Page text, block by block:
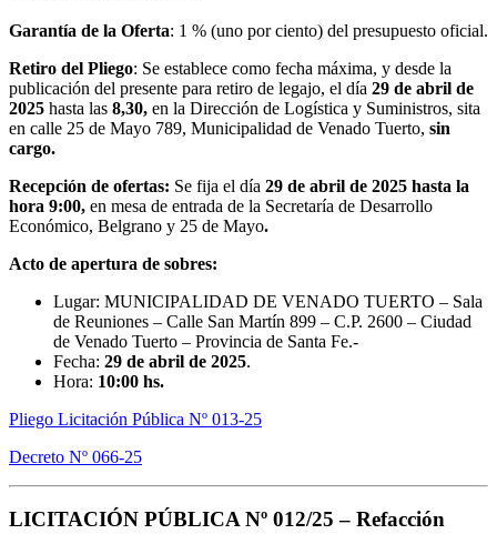
Garantía de la Oferta: 1 % (uno por ciento) del presupuesto oficial.
Retiro del Pliego: Se establece como fecha máxima, y desde la
publicación del presente para retiro de legajo, el día 29 de abril de
2025 hasta las 8,30, en la Dirección de Logística y Suministros, sita
en calle 25 de Mayo 789, Municipalidad de Venado Tuerto, sin
cargo.
Recepción de ofertas: Se fija el día 29 de abril de 2025 hasta la
hora 9:00, en mesa de entrada de la Secretaría de Desarrollo
Económico, Belgrano y 25 de Mayo.
Acto de apertura de sobres:
Lugar: MUNICIPALIDAD DE VENADO TUERTO – Sala
de Reuniones – Calle San Martín 899 – C.P. 2600 – Ciudad
de Venado Tuerto – Provincia de Santa Fe.-
Fecha: 29 de abril de 2025.
Hora: 10:00 hs.
Pliego Licitación Pública Nº 013-25
Decreto Nº 066-25
LICITACIÓN PÚBLICA Nº 012/25 – Refacción